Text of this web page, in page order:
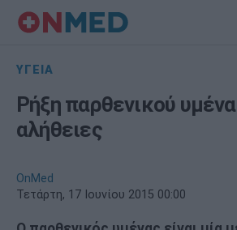
ΥΓΕΙΑ
Ρήξη παρθενικού
αλήθειες
OnMed
Τετάρτη, 17 Ιουνίου 2015 00:00